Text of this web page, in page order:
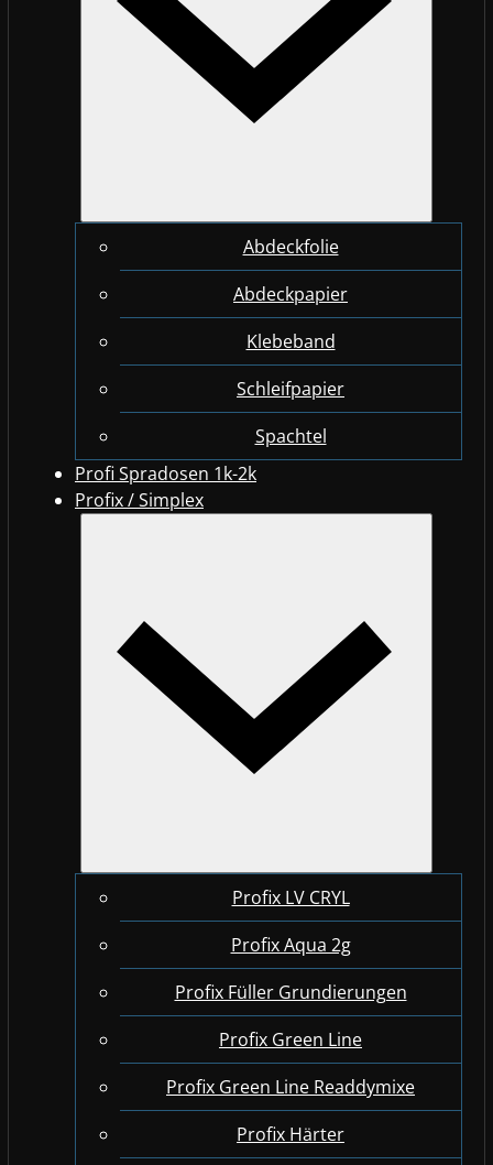
Abdeckfolie
Abdeckpapier
Klebeband
Schleifpapier
Spachtel
Profi Spradosen 1k-2k
Profix / Simplex
Profix LV CRYL
Profix Aqua 2g
Profix Füller Grundierungen
Profix Green Line
Profix Green Line Readdymixe
Profix Härter